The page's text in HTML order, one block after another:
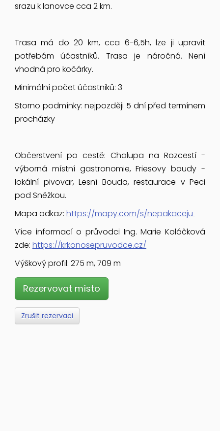
srazu k lanovce cca 2 km.
Trasa má do 20 km, cca 6-6,5h, lze ji upravit
potřebám účastníků. Trasa je náročná. Není
vhodná pro kočárky.
Minimální počet účastniků: 3
Storno podmínky: nejpozději 5 dní před termínem
procházky
Občerstvení po cestě: Chalupa na Rozcestí -
výborná místní gastronomie, Friesovy boudy -
lokální pivovar, Lesní Bouda, restaurace v Peci
pod Sněžkou.
Mapa odkaz: https://mapy.com/s/nepakaceju
Více informací o průvodci Ing. Marie Koláčková
zde: https://krkonosepruvodce.cz/
Výškový profil: 275 m, 709 m
Rezervovat místo
Zrušit rezervaci